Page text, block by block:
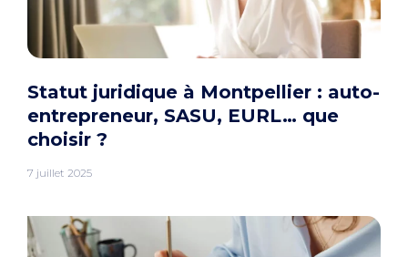
Statut juridique à Montpellier : auto-
entrepreneur, SASU, EURL… que
choisir ?
7 juillet 2025